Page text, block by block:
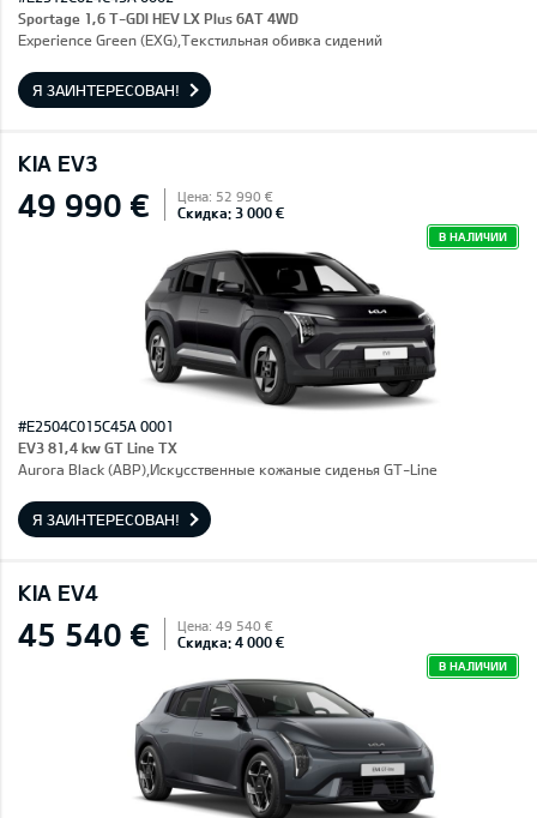
Sportage 1,6 T-GDI HEV LX Plus 6AT 4WD
Experience Green (EXG),Текстильная обивка сидений
Я ЗАИНТЕРЕСОВАН!
KIA EV3
49 990 € Цена: 52 990 €
Скидка: 3 000 €
В НАЛИЧИИ
#E2504C015C45A 0001
EV3 81,4 kw GT Line TX
Aurora Black (ABP),Искусственные кожаные сиденья GT-Line
Я ЗАИНТЕРЕСОВАН!
KIA EV4
45 540 € Цена: 49 540 €
Скидка: 4 000 €
В НАЛИЧИИ